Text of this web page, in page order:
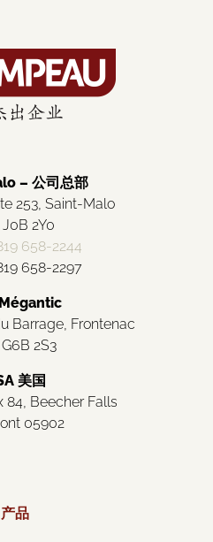
– 公司总部
253, Saint-Malo
2Y0
658-2244
658-2297
Barrage, Frontenac
2S3
美国
84, Beecher Falls
05902
产品